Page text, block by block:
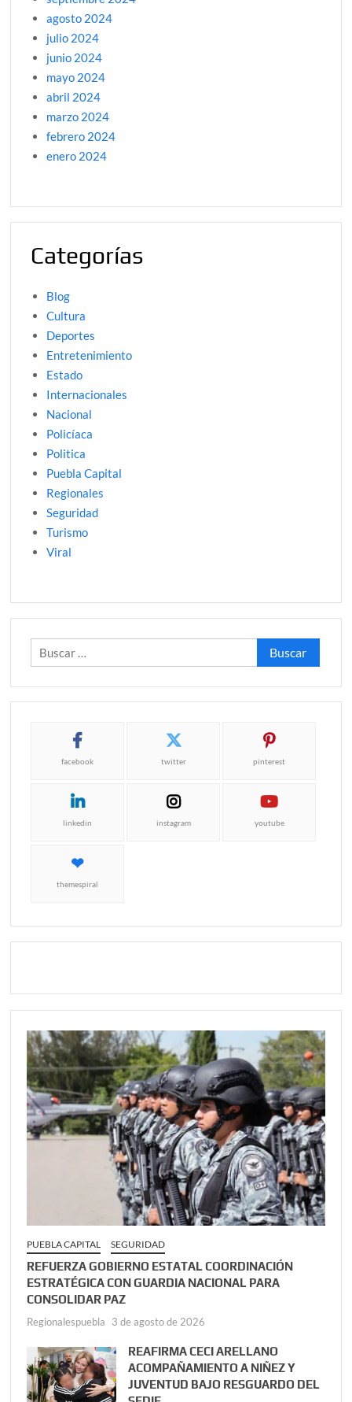
agosto 2024
julio 2024
junio 2024
mayo 2024
abril 2024
marzo 2024
febrero 2024
enero 2024
Categorías
Blog
Cultura
Deportes
Entretenimiento
Estado
Internacionales
Nacional
Policíaca
Politica
Puebla Capital
Regionales
Seguridad
Turismo
Viral
Buscar:
facebook twitter pinterest
linkedin instagram youtube
themespiral
PUEBLA CAPITAL SEGURIDAD
REFUERZA GOBIERNO ESTATAL COORDINACIÓN
ESTRATÉGICA CON GUARDIA NACIONAL PARA
CONSOLIDAR PAZ
Regionalespuebla 3 de agosto de 2026
REAFIRMA CECI ARELLANO
ACOMPAÑAMIENTO A NIÑEZ Y
JUVENTUD BAJO RESGUARDO DEL